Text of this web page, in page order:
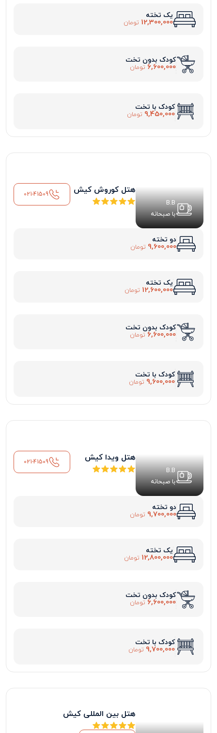
یک تخته
12,300,000 تومان
کودک بدون تخت
6,600,000 تومان
کودک با تخت
9,450,000 تومان
B.B
با صبحانه
هتل کوروش کیش 021-41509
دو تخته
9,600,000 تومان
یک تخته
12,600,000 تومان
کودک بدون تخت
6,600,000 تومان
کودک با تخت
9,600,000 تومان
B.B
با صبحانه
هتل ویدا کیش 021-41509
دو تخته
9,700,000 تومان
یک تخته
12,800,000 تومان
کودک بدون تخت
6,600,000 تومان
کودک با تخت
9,700,000 تومان
هتل بین المللی کیش